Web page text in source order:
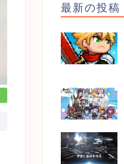
最新の投稿